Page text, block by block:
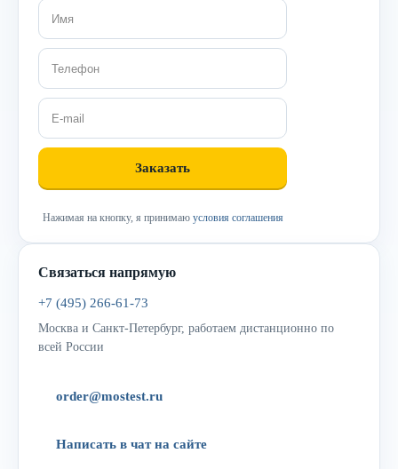
Нажимая на кнопку, я принимаю условия соглашения
Связаться напрямую
+7 (495) 266-61-73
Москва и Санкт-Петербург, работаем дистанционно по
всей России
order@mostest.ru
Написать в чат на сайте